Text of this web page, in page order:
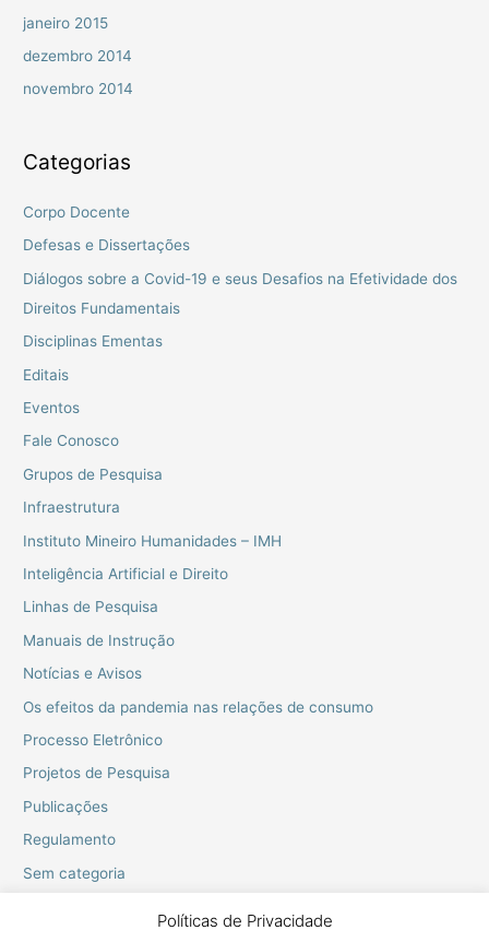
janeiro 2015
dezembro 2014
novembro 2014
Categorias
Corpo Docente
Defesas e Dissertações
Diálogos sobre a Covid-19 e seus Desafios na Efetividade dos
Direitos Fundamentais
Disciplinas Ementas
Editais
Eventos
Fale Conosco
Grupos de Pesquisa
Infraestrutura
Instituto Mineiro Humanidades – IMH
Inteligência Artificial e Direito
Linhas de Pesquisa
Manuais de Instrução
Notícias e Avisos
Os efeitos da pandemia nas relações de consumo
Processo Eletrônico
Projetos de Pesquisa
Publicações
Regulamento
Sem categoria
Políticas de Privacidade